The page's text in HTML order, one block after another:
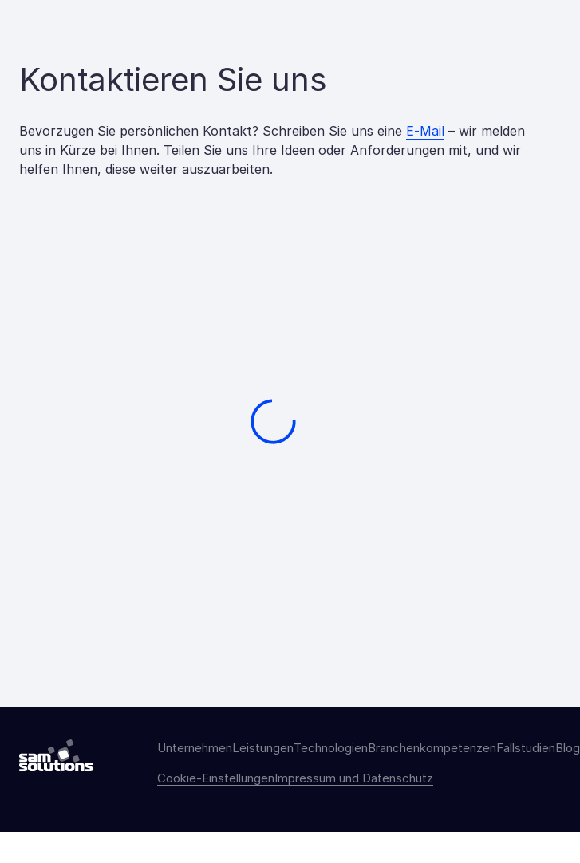
Kontaktieren Sie uns
Bevorzugen Sie persönlichen Kontakt? Schreiben Sie uns eine E-Mail – wir melden
uns in Kürze bei Ihnen. Teilen Sie uns Ihre Ideen oder Anforderungen mit, und wir
helfen Ihnen, diese weiter auszuarbeiten.
UnternehmenLeistungenTechnologienBranchenkompetenzenFallstudienBlog
Cookie-EinstellungenImpressum und Datenschutz